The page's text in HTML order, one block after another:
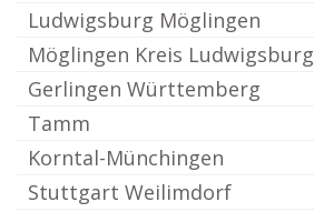
Ludwigsburg Möglingen
Möglingen Kreis Ludwigsburg
Gerlingen Württemberg
Tamm
Korntal-Münchingen
Stuttgart Weilimdorf